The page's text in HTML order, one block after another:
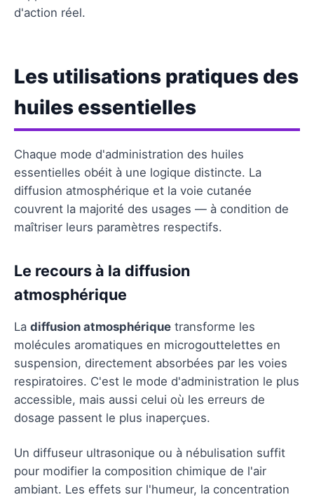
d'action réel.
Les utilisations pratiques des
huiles essentielles
Chaque mode d'administration des huiles
essentielles obéit à une logique distincte. La
diffusion atmosphérique et la voie cutanée
couvrent la majorité des usages — à condition de
maîtriser leurs paramètres respectifs.
Le recours à la diffusion
atmosphérique
La diffusion atmosphérique transforme les
molécules aromatiques en microgouttelettes en
suspension, directement absorbées par les voies
respiratoires. C'est le mode d'administration le plus
accessible, mais aussi celui où les erreurs de
dosage passent le plus inaperçues.
Un diffuseur ultrasonique ou à nébulisation suffit
pour modifier la composition chimique de l'air
ambiant. Les effets sur l'humeur, la concentration